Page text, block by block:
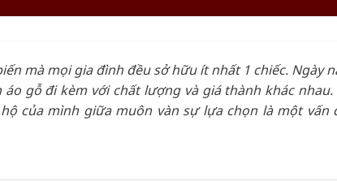
mà mọi gia đình đều sở hữu ít nhất 1 chiếc. Ngày
gỗ đi kèm với chất lượng và giá thành khác nhau.
của mình giữa muôn vàn sự lựa chọn là một vấn